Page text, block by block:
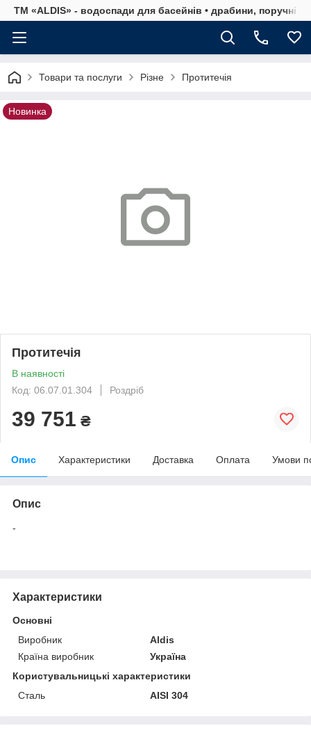
ТМ «ALDIS» - водоспади для басейнів • драбини, поручні,
Товари та послуги Різне Протитечія
Новинка
Протитечія
В наявності
Код: 06.07.01.304
Роздріб
39 751 ₴
Опис Характеристики Доставка Оплата Умови
Опис
-
Характеристики
Основні
Виробник
Aldis
Країна виробник
Україна
Користувальницькі характеристики
Сталь
AISI 304